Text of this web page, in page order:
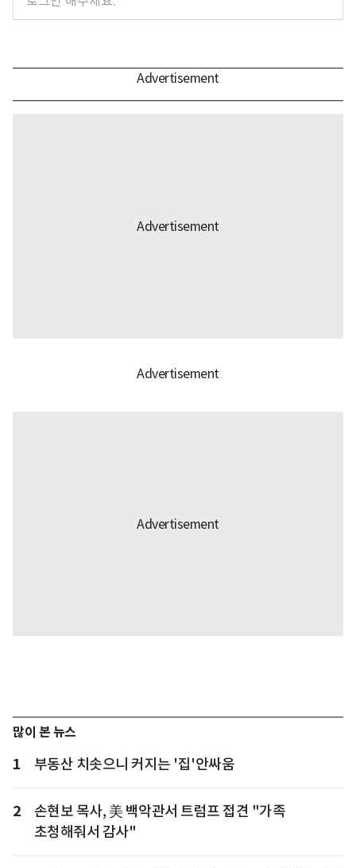
많이 본 뉴스
1 부동산 치솟으니 커지는 '집'안싸움
2
손현보 목사, 美 백악관서 트럼프 접견 "가족
초청해줘서 감사"